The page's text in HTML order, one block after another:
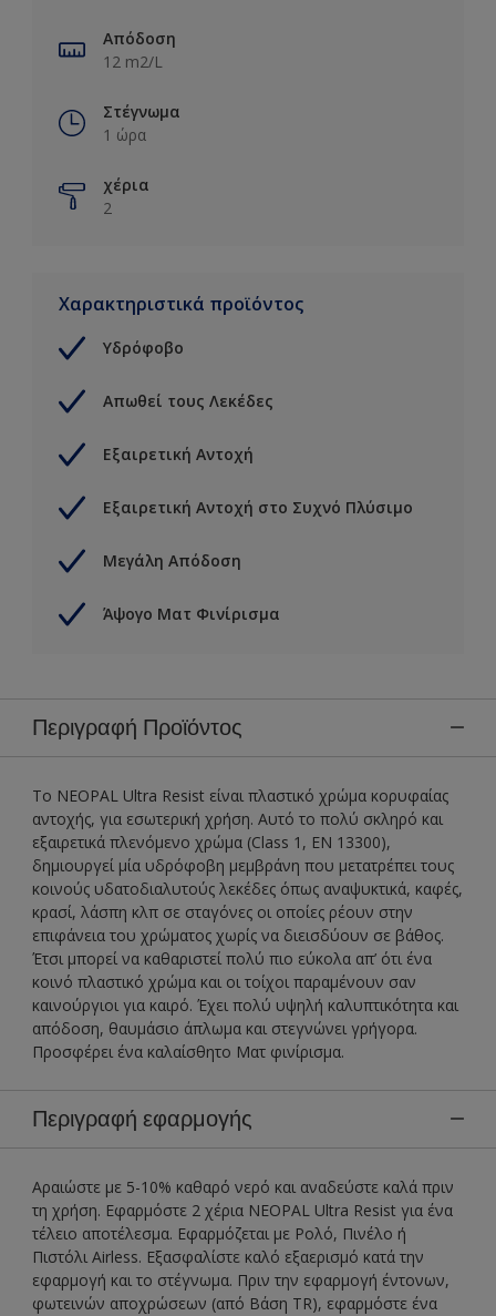
Απόδοση
12 m2/L
Στέγνωμα
1 ώρα
χέρια
2
Χαρακτηριστικά προϊόντος
Υδρόφοβο
Απωθεί τους Λεκέδες
Εξαιρετική Αντοχή
Εξαιρετική Αντοχή στο Συχνό Πλύσιμο
Μεγάλη Απόδοση
Άψογο Ματ Φινίρισμα
Περιγραφή Προϊόντος
To NEOPAL Ultra Resist είναι πλαστικό χρώμα κορυφαίας
αντοχής, για εσωτερική χρήση. Αυτό το πολύ σκληρό και
εξαιρετικά πλενόμενο χρώμα (Class 1, EN 13300),
δημιουργεί μία υδρόφοβη μεμβράνη που μετατρέπει τους
κοινούς υδατοδιαλυτούς λεκέδες όπως αναψυκτικά, καφές,
κρασί, λάσπη κλπ σε σταγόνες οι οποίες ρέουν στην
επιφάνεια του χρώματος χωρίς να διεισδύουν σε βάθος.
Έτσι μπορεί να καθαριστεί πολύ πιο εύκολα απ’ ότι ένα
κοινό πλαστικό χρώμα και οι τοίχοι παραμένουν σαν
καινούργιοι για καιρό. Έχει πολύ υψηλή καλυπτικότητα και
απόδοση, θαυμάσιο άπλωμα και στεγνώνει γρήγορα.
Προσφέρει ένα καλαίσθητο Ματ φινίρισμα.
Περιγραφή εφαρμογής
Αραιώστε με 5-10% καθαρό νερό και αναδεύστε καλά πριν
τη χρήση. Εφαρμόστε 2 χέρια NEOPAL Ultra Resist για ένα
τέλειο αποτέλεσμα. Εφαρμόζεται με Ρολό, Πινέλο ή
Πιστόλι Airless. Εξασφαλίστε καλό εξαερισμό κατά την
εφαρμογή και το στέγνωμα. Πριν την εφαρμογή έντονων,
φωτεινών αποχρώσεων (από Βάση TR), εφαρμόστε ένα